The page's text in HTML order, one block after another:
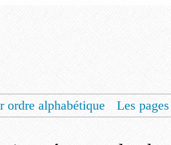
ordre alphabétique Les